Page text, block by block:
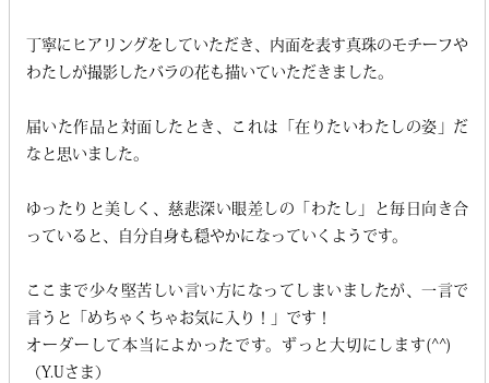
丁寧にヒアリングをしていただき、内面を表す真珠のモチーフや
わたしが撮影したバラの花も描いていただきました。
届いた作品と対面したとき、これは「在りたいわたしの姿」だ
なと思いました。
ゆったりと美しく、慈悲深い眼差しの「わたし」と毎日向き合
っていると、自分自身も穏やかになっていくようです。
ここまで少々堅苦しい言い方になってしまいましたが、一言で
言うと「めちゃくちゃお気に入り！」です！
オーダーして本当によかったです。ずっと大切にします(^^)
（Y.Uさま）